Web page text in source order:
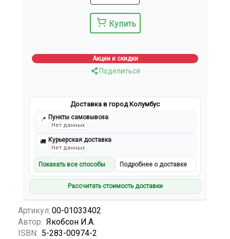
Купить
Акции и скидки
Поделиться
Доставка в город Колумбус
📍 Пункты самовывоза
Нет данных
🚚 Курьерская доставка
Нет данных
Показать все способы Подробнее о доставке
Рассчитать стоимость доставки
Артикул: 00-01033402
Автор: Якобсон И.А.
ISBN: 5-283-00974-2